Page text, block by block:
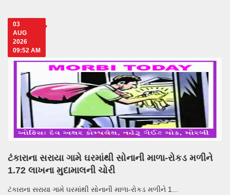
03
AUG
2026
09:52 AM
ટંકારાના સરાયા ગામે ઘરમાંથી સોનાની માળા-રોકડ મળીને
1.72 લાખના મુદામાલની ચોરી
ટંકારાના સરાયા ગામે ઘરમાંથી સોનાની માળા-રોકડ મળીને 1...